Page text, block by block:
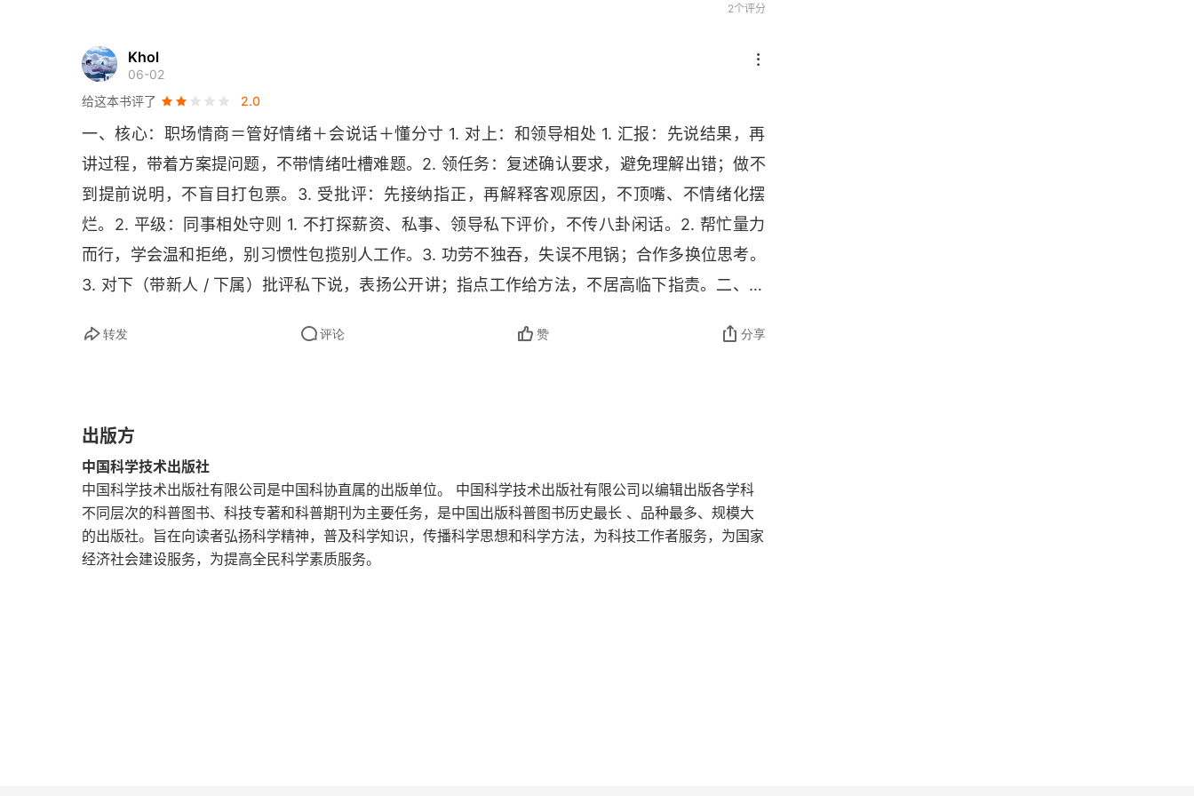
第九章 接下来怎么做
2个评分
Khol
06-02
给这本书评了
2.0
一、核心：职场情商＝管好情绪＋会说话＋懂分寸 1. 对上：和领导相处 1. 汇报：先说结果，再
讲过程，带着方案提问题，不带情绪吐槽难题。2. 领任务：复述确认要求，避免理解出错；做不
到提前说明，不盲目打包票。3. 受批评：先接纳指正，再解释客观原因，不顶嘴、不情绪化摆
烂。2. 平级：同事相处守则 1. 不打探薪资、私事、领导私下评价，不传八卦闲话。2. 帮忙量力
而行，学会温和拒绝，别习惯性包揽别人工作。3. 功劳不独吞，失误不甩锅；合作多换位思考。
3. 对下（带新人 / 下属）批评私下说，表扬公开讲；指点工作给方法，不居高临下指责。二、情
着表态，冲动不发消息、不做决定。3. 被刁难不内耗，就事论事解决问题，不记仇。三、说话万
司、抢功甩锅、口无遮拦发牢骚。五、一句话总结智商决定入职，情商决定升职；做事靠谱，做
人有边界。
转发 评论 赞 分享
出版方
中国科学技术出版社
中国科学技术出版社有限公司是中国科协直属的出版单位。 中国科学技术出版社有限公司以编辑出版各学科
不同层次的科普图书、科技专著和科普期刊为主要任务，是中国出版科普图书历史最长 、品种最多、规模大
的出版社。旨在向读者弘扬科学精神，普及科学知识，传播科学思想和科学方法，为科技工作者服务，为国家
经济社会建设服务，为提高全民科学素质服务。